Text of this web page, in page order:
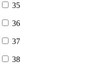
35
36
37
38